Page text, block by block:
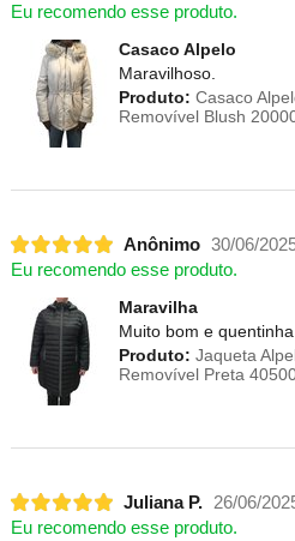
Eu recomendo esse produto.
Casaco Alpelo
Maravilhoso.
Produto: Casaco
Removível Blush
Anônimo 30/06/
Eu recomendo esse produto.
Maravilha
Muito bom e quentinha
Produto: Jaqueta
Removível Preta
Juliana P.
26/06/
Eu recomendo esse produto.